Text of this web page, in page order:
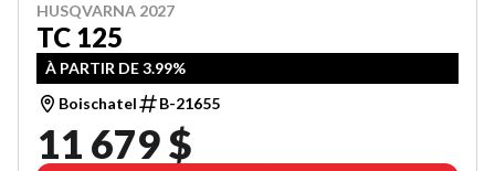
HUSQVARNA 2027
TC 125
À PARTIR DE 3.99%
Boischatel
B-21655
11 679 $